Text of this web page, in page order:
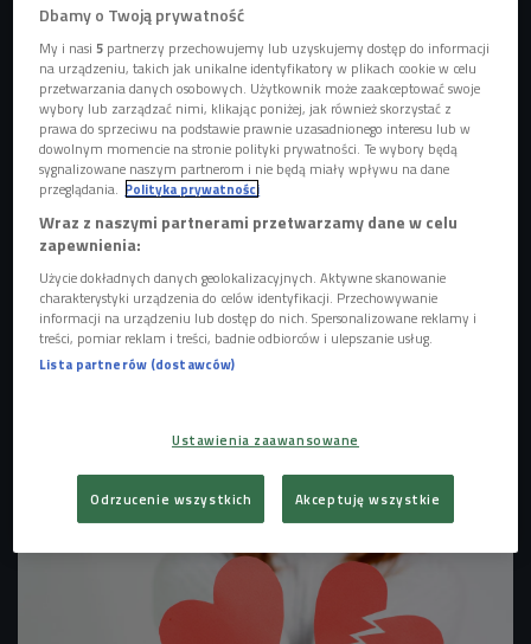
(zdj. ilustracyjne) Foto: Pixabay/iWorksphotography/dom. publiczna
- Pandemia zrobiła sprawdzam, jeśli chodzi o nasze
związki - podkreśla Magdalena Czaja,autorka metody
Lovefiting. - W trakcie lockdownu stanęliśmy twarzą w
twarz w problemami, które w relacjach narastały od lat. W
codzienności dawaliśmy im radę, ale w zamknięciu, w
stresie i niepewności mogły nas one przytłoczyć.
POSŁUCHAJ
16:54
Czego o związkach dowiedzieliśmy się w pandemii?
(Czat Czwórki?Czwórka)
Dbamy o Twoją prywatność
My i nasi5 partnerzy przechowujemy lub uzyskujemy dostęp do informacji
na urządzeniu, takich jak unikalne identyfikatory w plikach cookie w celu
przetwarzania danych osobowych. Użytkownik może zaakceptować swoje
wybory lub zarządzać nimi, klikając poniżej, jak również skorzystać z
prawa do sprzeciwu na podstawie prawnie uzasadnionego interesu lub w
dowolnym momencie na stronie polityki prywatności. Te wybory będą
sygnalizowane naszym partnerom i nie będą miały wpływu na dane
przeglądania. Polityka prywatności
Wraz z naszymi partnerami przetwarzamy dane w celu
zapewnienia:
Użycie dokładnych danych geolokalizacyjnych. Aktywne skanowanie
charakterystyki urządzenia do celów identyfikacji. Przechowywanie
informacji na urządzeniu lub dostęp do nich. Spersonalizowane reklamy i
treści, pomiar reklam i treści, badnie odbiorców i ulepszanie usług.
Lista partnerów (dostawców)
Ustawienia zaawansowane
Odrzucenie wszystkich Akceptuję wszystkie